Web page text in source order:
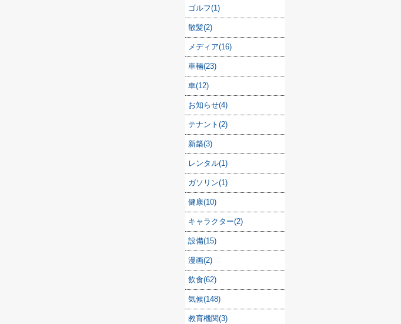
ゴルフ(1)
散髪(2)
メディア(16)
車輛(23)
車(12)
お知らせ(4)
テナント(2)
新築(3)
レンタル(1)
ガソリン(1)
健康(10)
キャラクター(2)
設備(15)
漫画(2)
飲食(62)
気候(148)
教育機関(3)